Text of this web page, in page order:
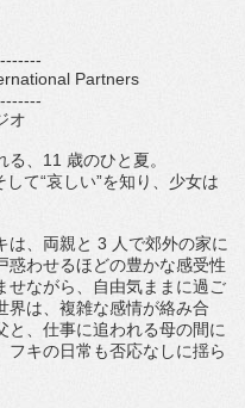
Partners
オ
、11 歳のひと夏。
て“哀しい”を知り、 少女は
は、両親と 3 人で郊外の家に
惑わせるほどの豊かな感受性
せながら、自由気ままに過ご
界は、複雑な感情が絡み合
、 仕事に追われる母の間に
フキの日常も否応なしに揺ら